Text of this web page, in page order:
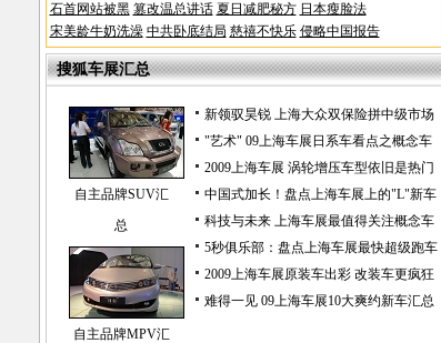
石首网站被黑 篡改温总讲话 夏日减肥秘方 日本瘦脸法
宋美龄牛奶洗澡 中共卧底结局 慈禧不快乐 侵略中国报告
搜狐车展汇总
自主品牌SUV汇
总
自主品牌MPV汇
新领驭昊锐 上海大众双保险拼中级市场
"艺术" 09上海车展日系车看点之概念车
2009上海车展 涡轮增压车型依旧是热门
中国式加长！盘点上海车展上的"L"新车
科技与未来 上海车展最值得关注概念车
5秒俱乐部：盘点上海车展最快超级跑车
2009上海车展原装车出彩 改装车更疯狂
难得一见 09上海车展10大爽约新车汇总